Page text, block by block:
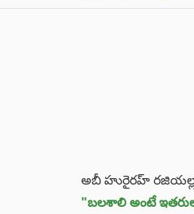
అబీ హురైరహ్
"బలశాలి అంటే